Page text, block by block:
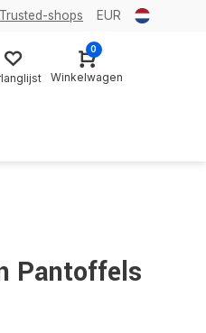
Trusted-shops EUR
0
Winkelwagen
Pantoffels